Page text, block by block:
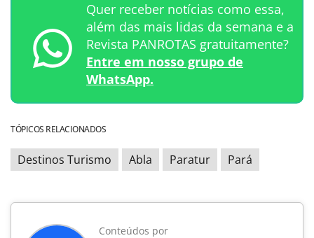
Quer receber notícias como essa,
além das mais lidas da semana e a
Revista PANROTAS gratuitamente?
Entre em nosso grupo de
WhatsApp.
TÓPICOS RELACIONADOS
Destinos Turismo Abla Paratur Pará
Conteúdos por